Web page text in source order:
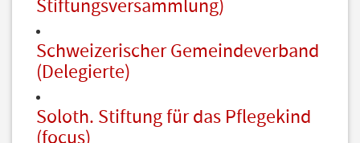
Stiftungsversammlung)
Schweizerischer Gemeindeverband
(Delegierte)
Soloth. Stiftung für das Pflegekind
(focus)